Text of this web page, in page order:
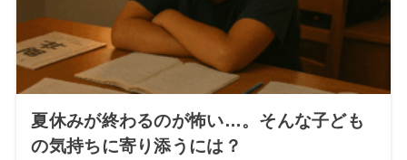
夏休みが終わるのが怖い…。そんな子ども
の気持ちに寄り添うには？